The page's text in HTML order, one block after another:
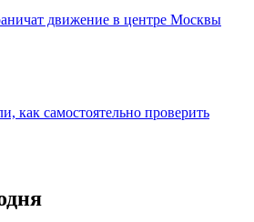
движение в центре Москвы
как самостоятельно проверить